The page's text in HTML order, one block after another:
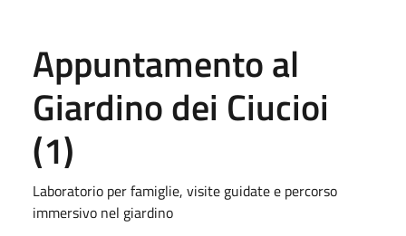
Appuntamento al
Giardino dei Ciucioi
(1)
Laboratorio per famiglie, visite guidate e percorso
immersivo nel giardino